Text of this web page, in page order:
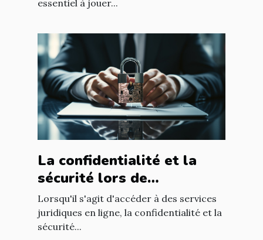
essentiel à jouer...
La confidentialité et la
sécurité lors de
l'utilisation d'un avocat en
ligne
Lorsqu'il s'agit d'accéder à des services
juridiques en ligne, la confidentialité et la
sécurité...